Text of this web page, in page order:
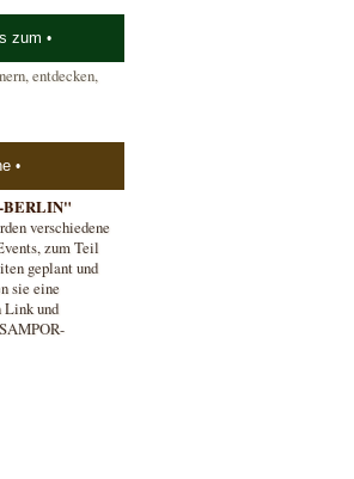
zum
BERLIN"
verschiedene
zum Teil
geplant und
sie eine
Link und